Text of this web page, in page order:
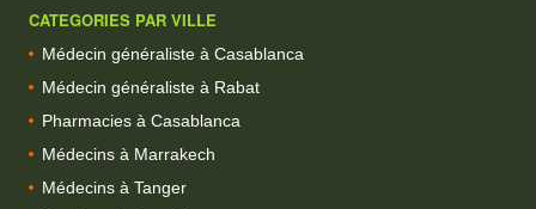
CATEGORIES PAR VILLE
Médecin généraliste à Casablanca
Médecin généraliste à Rabat
Pharmacies à Casablanca
Médecins à Marrakech
Médecins à Tanger